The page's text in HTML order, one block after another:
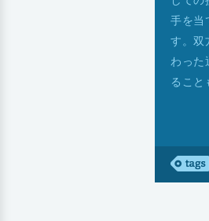
手を当
す。双
わった
ること